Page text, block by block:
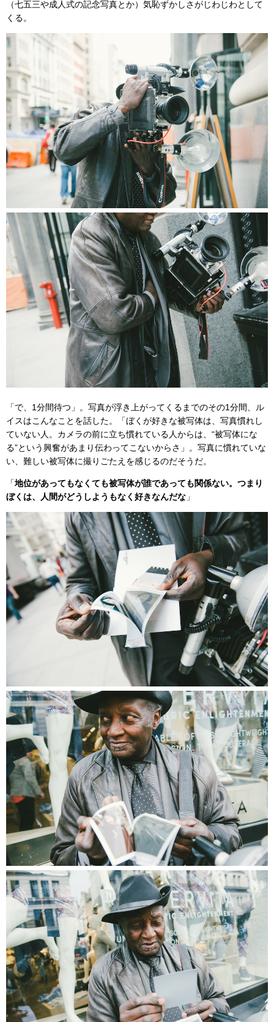
（七五三や成人式の記念写真とか）気恥ずかしさがじわじわとして
くる。
「で、1分間待つ」。写真が浮き上がってくるまでのその1分間、ル
イスはこんなことを話した。「ぼくが好きな被写体は、写真慣れし
ていない人。カメラの前に立ち慣れている人からは、“被写体にな
る”という興奮があまり伝わってこないからさ」。写真に慣れていな
い、難しい被写体に撮りごたえを感じるのだそうだ。
「地位があってもなくても被写体が誰であっても関係ない。つまり
ぼくは、人間がどうしようもなく好きなんだな 」